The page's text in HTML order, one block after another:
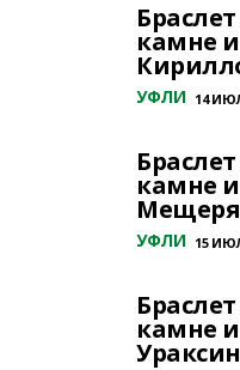
камне
УФЛИ 14
камне
УФЛИ 15
камне
Ураксин